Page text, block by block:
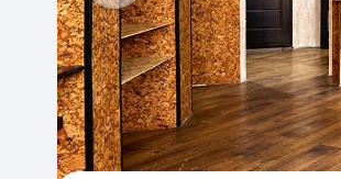
Недвижимость